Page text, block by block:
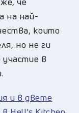
на най-
които
но не ги
в
и в двете